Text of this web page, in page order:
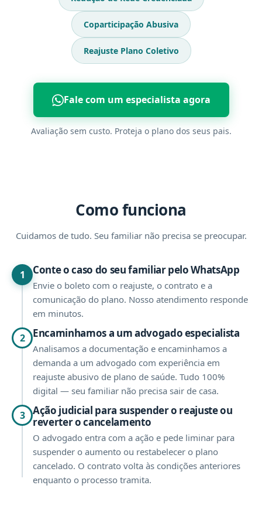
Coparticipação Abusiva
Reajuste Plano Coletivo
Fale com um especialista agora
Avaliação sem custo. Proteja o plano dos seus pais.
Como funciona
Cuidamos de tudo. Seu familiar não precisa se preocupar.
1 Conte o caso do seu familiar pelo WhatsApp
Envie o boleto com o reajuste, o contrato e a
comunicação do plano. Nosso atendimento responde
em minutos.
2 Encaminhamos a um advogado especialista
Analisamos a documentação e encaminhamos a
demanda a um advogado com experiência em
reajuste abusivo de plano de saúde. Tudo 100%
digital — seu familiar não precisa sair de casa.
3
Ação judicial para suspender o reajuste ou
reverter o cancelamento
O advogado entra com a ação e pede liminar para
suspender o aumento ou restabelecer o plano
cancelado. O contrato volta às condições anteriores
enquanto o processo tramita.